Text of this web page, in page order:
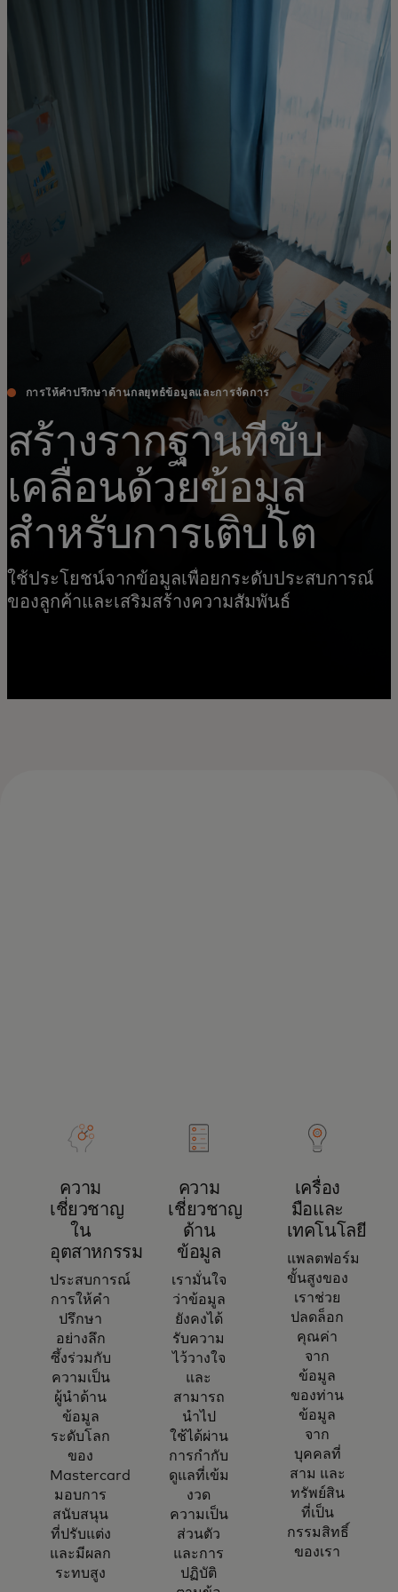
เพื่อโลก
สำหรับผู้สร้างนวัตกรรม
ข่าวสารและแนวโน้ม
การให้คำปรึกษาด้านกลยุทธ์ข้อมูลและการจัดการ
สร้างรากฐานที่ขับ
เคลื่อนด้วยข้อมูล
สำหรับการเติบโต
ใช้ประโยชน์จากข้อมูลเพื่อยกระดับประสบการณ์
ของลูกค้าและเสริมสร้างความสัมพันธ์
ความ
เชี่ยวชาญ
ใน
อุตสาหกรรม
ประสบการณ์
การให้คำ
ปรึกษา
อย่างลึก
ซึ้งร่วมกับ
ความเป็น
ผู้นำด้าน
ข้อมูล
ระดับโลก
ของ
Mastercard
มอบการ
สนับสนุน
ที่ปรับแต่ง
และมีผลก
ระทบสูง
ความ
เชี่ยวชาญ
ด้าน
ข้อมูล
เรามั่นใจ
ว่าข้อมูล
ยังคงได้
รับความ
ไว้วางใจ
และ
สามารถ
นำไป
ใช้ได้ผ่าน
การกำกับ
ดูแลที่เข้ม
งวด
ความเป็น
ส่วนตัว
และการ
ปฏิบัติ
เครื่อง
มือและ
เทคโนโลยี​
แพลตฟอร์ม
ขั้นสูงของ
เราช่วย
ปลดล็อก
คุณค่า
จาก
ข้อมูล
ของท่าน
ข้อมูล
จาก
บุคคลที่
สาม และ
ทรัพย์สิน
ที่เป็น
กรรมสิทธิ์
ของเรา